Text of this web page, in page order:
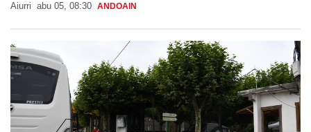
Aiurri abu 05, 08:30 ANDOAIN